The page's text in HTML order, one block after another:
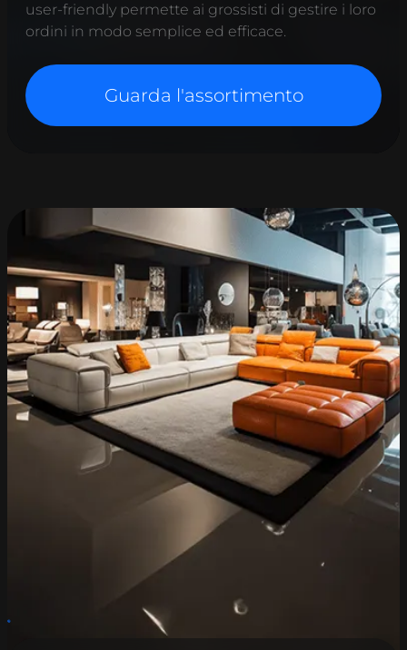
user-friendly permette ai grossisti di gestire i loro
ordini in modo semplice ed efficace.
Guarda l'assortimento